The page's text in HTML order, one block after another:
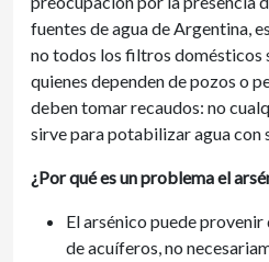
fuentes de agua de Argentina,
no todos los filtros domésticos
quienes dependen de pozos o
deben tomar recaudos: no
sirve para potabilizar agua con
¿Por qué es un problema el
El arsénico puede
de acuíferos, no